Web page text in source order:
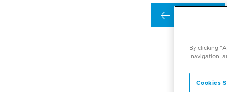
By clicking
navigation,
Cookies